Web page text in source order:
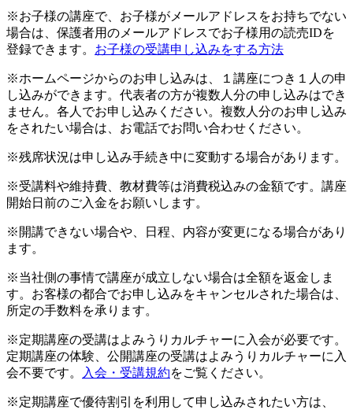
※お子様の講座で、お子様がメールアドレスをお持ちでない
場合は、保護者用のメールアドレスでお子様用の読売IDを
登録できます。 お子様の受講申し込みをする方法
※ホームページからのお申し込みは、１講座につき１人の申
し込みができます。代表者の方が複数人分の申し込みはでき
ません。各人でお申し込みください。複数人分のお申し込み
をされたい場合は、お電話でお問い合わせください。
※残席状況は申し込み手続き中に変動する場合があります。
※受講料や維持費、教材費等は消費税込みの金額です。講座
開始日前のご入金をお願いします。
※開講できない場合や、日程、内容が変更になる場合があり
ます。
※当社側の事情で講座が成立しない場合は全額を返金しま
す。お客様の都合でお申し込みをキャンセルされた場合は、
所定の手数料を承ります。
※定期講座の受講はよみうりカルチャーに入会が必要です。
定期講座の体験、公開講座の受講はよみうりカルチャーに入
会不要です。
入会・受講規約をご覧ください。
※定期講座で優待割引を利用して申し込みされたい方は、